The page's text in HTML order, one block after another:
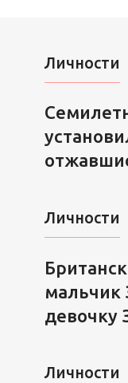
Личности
Личности
мальчик
девочку
Личности